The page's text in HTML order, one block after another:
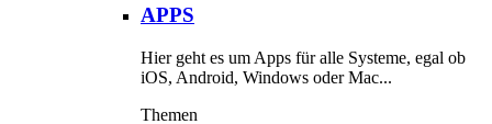
APPS
Hier geht es um Apps für alle Systeme, egal ob
iOS, Android, Windows oder Mac...
Themen